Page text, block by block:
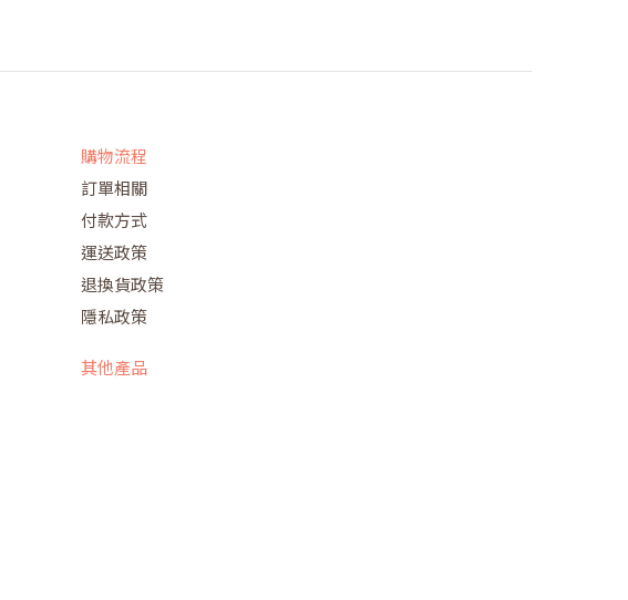
購物流程
訂單相關
付款方式
運送政策
退換貨政策
隱私政策
其他產品